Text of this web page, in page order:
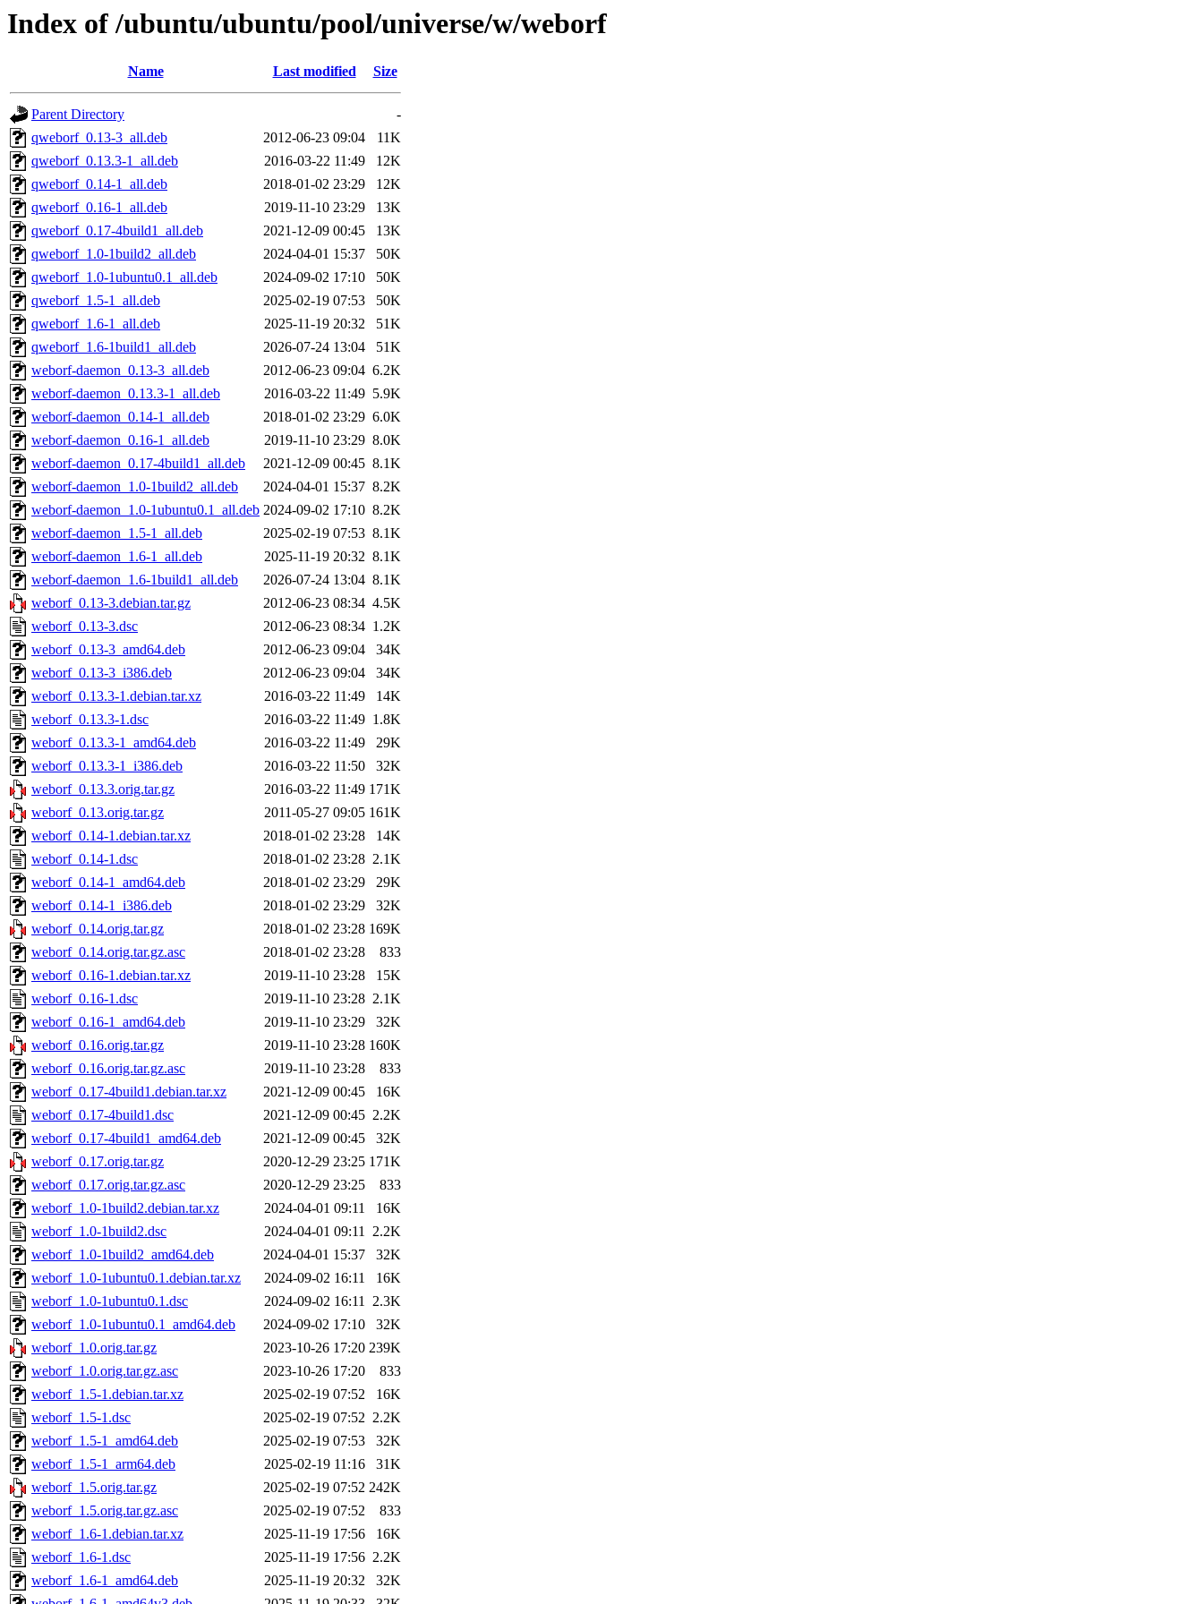
Index of /ubuntu/ubuntu/pool/universe/w/weborf
Name Last modified Size
Parent Directory
-
qweborf_0.13-3_all.deb
2012-06-23 09:04
11K
qweborf_0.13.3-1_all.deb
2016-03-22 11:49
12K
qweborf_0.14-1_all.deb
2018-01-02 23:29
12K
qweborf_0.16-1_all.deb
2019-11-10 23:29
13K
qweborf_0.17-4build1_all.deb
2021-12-09 00:45
13K
qweborf_1.0-1build2_all.deb
2024-04-01 15:37
50K
qweborf_1.0-1ubuntu0.1_all.deb
2024-09-02 17:10
50K
qweborf_1.5-1_all.deb
2025-02-19 07:53
50K
qweborf_1.6-1_all.deb
2025-11-19 20:32
51K
qweborf_1.6-1build1_all.deb
2026-07-24 13:04
51K
weborf-daemon_0.13-3_all.deb
2012-06-23 09:04 6.2K
weborf-daemon_0.13.3-1_all.deb
2016-03-22 11:49 5.9K
weborf-daemon_0.14-1_all.deb
2018-01-02 23:29 6.0K
weborf-daemon_0.16-1_all.deb
2019-11-10 23:29 8.0K
weborf-daemon_0.17-4build1_all.deb
2021-12-09 00:45 8.1K
weborf-daemon_1.0-1build2_all.deb
2024-04-01 15:37 8.2K
weborf-daemon_1.0-1ubuntu0.1_all.deb 2024-09-02 17:10 8.2K
weborf-daemon_1.5-1_all.deb
2025-02-19 07:53 8.1K
weborf-daemon_1.6-1_all.deb
2025-11-19 20:32 8.1K
weborf-daemon_1.6-1build1_all.deb
2026-07-24 13:04 8.1K
weborf_0.13-3.debian.tar.gz
2012-06-23 08:34 4.5K
weborf_0.13-3.dsc
2012-06-23 08:34 1.2K
weborf_0.13-3_amd64.deb
2012-06-23 09:04
34K
weborf_0.13-3_i386.deb
2012-06-23 09:04
34K
weborf_0.13.3-1.debian.tar.xz
2016-03-22 11:49
14K
weborf_0.13.3-1.dsc
2016-03-22 11:49 1.8K
weborf_0.13.3-1_amd64.deb
2016-03-22 11:49
29K
weborf_0.13.3-1_i386.deb
2016-03-22 11:50
32K
weborf_0.13.3.orig.tar.gz
2016-03-22 11:49 171K
weborf_0.13.orig.tar.gz
2011-05-27 09:05 161K
weborf_0.14-1.debian.tar.xz
2018-01-02 23:28
14K
weborf_0.14-1.dsc
2018-01-02 23:28 2.1K
weborf_0.14-1_amd64.deb
2018-01-02 23:29
29K
weborf_0.14-1_i386.deb
2018-01-02 23:29
32K
weborf_0.14.orig.tar.gz
2018-01-02 23:28 169K
weborf_0.14.orig.tar.gz.asc
2018-01-02 23:28
833
weborf_0.16-1.debian.tar.xz
2019-11-10 23:28
15K
weborf_0.16-1.dsc
2019-11-10 23:28 2.1K
weborf_0.16-1_amd64.deb
2019-11-10 23:29
32K
weborf_0.16.orig.tar.gz
2019-11-10 23:28 160K
weborf_0.16.orig.tar.gz.asc
2019-11-10 23:28
833
weborf_0.17-4build1.debian.tar.xz
2021-12-09 00:45
16K
weborf_0.17-4build1.dsc
2021-12-09 00:45 2.2K
weborf_0.17-4build1_amd64.deb
2021-12-09 00:45
32K
weborf_0.17.orig.tar.gz
2020-12-29 23:25 171K
weborf_0.17.orig.tar.gz.asc
2020-12-29 23:25
833
weborf_1.0-1build2.debian.tar.xz
2024-04-01 09:11
16K
weborf_1.0-1build2.dsc
2024-04-01 09:11 2.2K
weborf_1.0-1build2_amd64.deb
2024-04-01 15:37
32K
weborf_1.0-1ubuntu0.1.debian.tar.xz
2024-09-02 16:11
16K
weborf_1.0-1ubuntu0.1.dsc
2024-09-02 16:11 2.3K
weborf_1.0-1ubuntu0.1_amd64.deb
2024-09-02 17:10
32K
weborf_1.0.orig.tar.gz
2023-10-26 17:20 239K
weborf_1.0.orig.tar.gz.asc
2023-10-26 17:20
833
weborf_1.5-1.debian.tar.xz
2025-02-19 07:52
16K
weborf_1.5-1.dsc
2025-02-19 07:52 2.2K
weborf_1.5-1_amd64.deb
2025-02-19 07:53
32K
weborf_1.5-1_arm64.deb
2025-02-19 11:16
31K
weborf_1.5.orig.tar.gz
2025-02-19 07:52 242K
weborf_1.5.orig.tar.gz.asc
2025-02-19 07:52
833
weborf_1.6-1.debian.tar.xz
2025-11-19 17:56
16K
weborf_1.6-1.dsc
2025-11-19 17:56 2.2K
weborf_1.6-1_amd64.deb
2025-11-19 20:32
32K